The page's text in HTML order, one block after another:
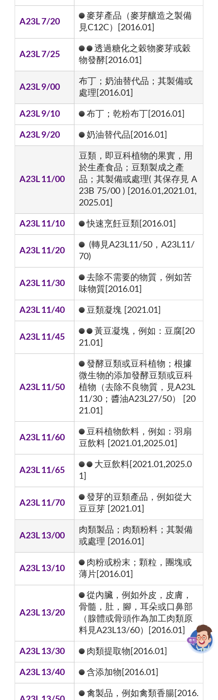
A23L 7/20
麥芽產品（麥芽釀造之製備
見C12C）[2016.01]
A23L 7/25
透過糖化之穀物麥芽或穀
物發酵[2016.01]
A23L 9/00
布丁；奶油替代品；其製備或
處理[2016.01]
A23L 9/10 布丁；乾粉布丁[2016.01]
A23L 9/20 奶油替代品[2016.01]
A23L 11/00
豆類，即豆科植物的果實，用
於生產食品；豆類製成之產
品；其製備或處理( 其保存見 A
23B 75/00 ) [2016.01,2021.01,
2025.01]
A23L 11/10 快速烹飪豆類[2016.01]
A23L 11/20
(轉見A23L11/50，A23L11/
70)
A23L 11/30
去除不需要的物質，例如苦
味物質[2016.01]
A23L 11/40 豆類凝塊 [2021.01]
A23L 11/45
黃豆凝塊，例如：豆腐[20
21.01]
A23L 11/50
發酵豆類或豆科植物；根據
微生物的添加發酵豆類或豆科
植物（去除不良物質，見A23L
11/30；醬油A23L27/50） [20
21.01]
A23L 11/60
豆科植物飲料，例如：羽扇
豆飲料 [2021.01,2025.01]
A23L 11/65
大豆飲料[2021.01,2025.0
1]
A23L 11/70
發芽的豆類產品，例如從大
豆豆芽 [2021.01]
A23L 13/00
肉類製品；肉類粉料；其製備
或處理 [2016.01]
A23L 13/10
肉粉或粉末；顆粒，團塊或
薄片[2016.01]
A23L 13/20
從內臟，例如外皮，皮膚，
骨髓，肚，腳，耳朵或口鼻部
（腺體或骨頭作為加工肉類原
料見A23L13/60）[2016.01]
A23L 13/30 肉類提取物[2016.01]
A23L 13/40 含添加物[2016.01]
禽製品，例如禽類香腸[2016.